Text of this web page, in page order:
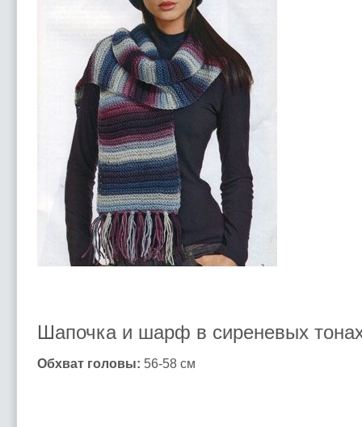
Шапочка и шарф в сиреневых
Обхват головы: 56-58 см